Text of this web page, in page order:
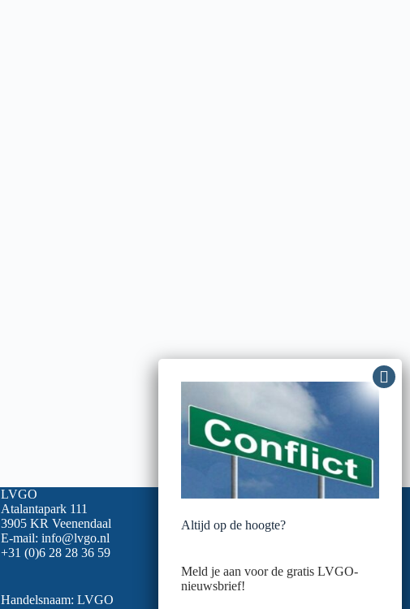
LVGO
Atalantapark 111
3905 KR Veenendaal
E-mail: info@lvgo.nl
+31 (0)6 28 28 36 59
Handelsnaam: LVGO
Altijd op de hoogte?
Meld je aan voor de gratis LVGO-
nieuwsbrief!